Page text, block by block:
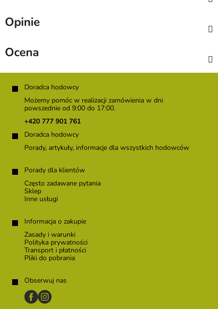
Opinie
Ocena
S
Doradca hodowcy
Możemy pomóc w realizacji zamówienia w dni
powszednie od 9:00 do 17:00.
+420 777 901 761
Doradca hodowcy
Porady, artykuły, informacje dla wszystkich hodowców
Porady dla klientów
Często zadawane pytania
Sklep
Inne usługi
Informacja o zakupie
Zasady i warunki
Polityka prywatności
Transport i płatności
Pliki do pobrania
Obserwuj nas